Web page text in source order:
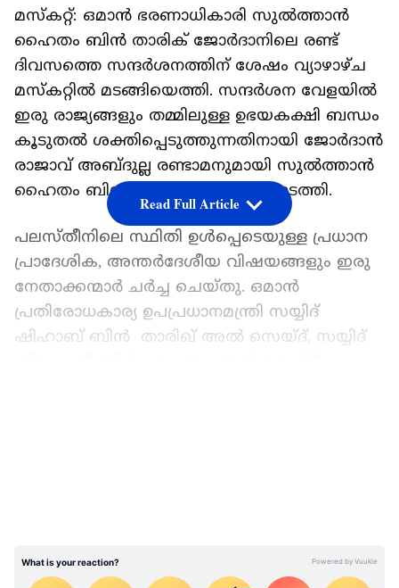
മസ്കറ്റ്: ഒമാൻ ഭരണാധികാരി സുൽത്താൻ
ഹൈതം ബിൻ താരിക് ജോർദാനിലെ രണ്ട്
ദിവസത്തെ സന്ദർശനത്തിന് ശേഷം വ്യാഴാഴ്ച
മസ്കറ്റിൽ മടങ്ങിയെത്തി. സന്ദർശന വേളയിൽ
ഇരു രാജ്യങ്ങളും തമ്മിലുള്ള ഉഭയകക്ഷി ബന്ധം
കൂടുതൽ ശക്തിപ്പെടുത്തുന്നതിനായി ജോർദാൻ
രാജാവ് അബ്ദുല്ല രണ്ടാമനുമായി സുൽത്താൻ
ഹൈതം ബിൻ താരിക് ചർച്ചകൾ നടത്തി.
പലസ്തീനിലെ സ്ഥിതി ഉൾപ്പെടെയുള്ള പ്രധാന
പ്രാദേശിക, അന്തർദേശീയ വിഷയങ്ങളും ഇരു
നേതാക്കന്മാർ ചർച്ച ചെയ്തു. ഒമാൻ
പ്രതിരോധകാര്യ ഉപപ്രധാനമന്ത്രി സയ്യിദ്
ഷിഹാബ് ബിൻ താരിഖ് അൽ സെയ്ദ്, സയ്യിദ്
Read Full Article